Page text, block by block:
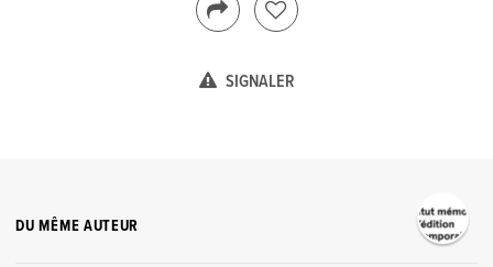
SIGNALER
DU MÊME AUTEUR